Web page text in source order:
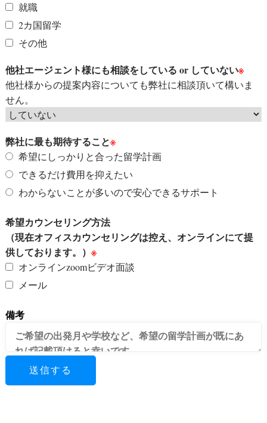
就職
2カ国留学
その他
他社エージェント様にも相談をしている or していない※
他社様からの提案内容についても弊社に相談頂いて構いま
せん。
弊社に最も期待すること※
希望にしっかりと合った留学計画
できるだけ費用を抑えたい
わからないことが多いので安心できるサポート
希望カウンセリング方法
（現在オフィスカウンセリングは控え、オンラインにて提
供しております。） ※
オンラインzoomビデオ面談
メール
備考